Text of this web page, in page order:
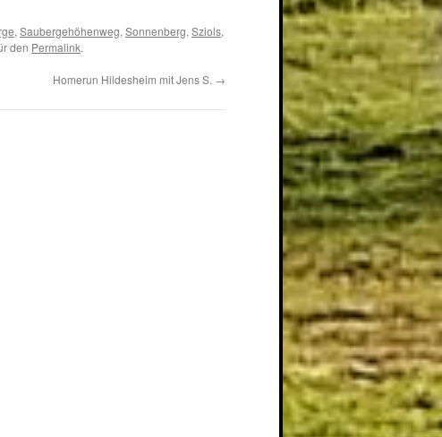
, Saubergehöhenweg, Sonnenberg, Sziols,
den Permalink.
Homerun Hildesheim mit Jens S. →